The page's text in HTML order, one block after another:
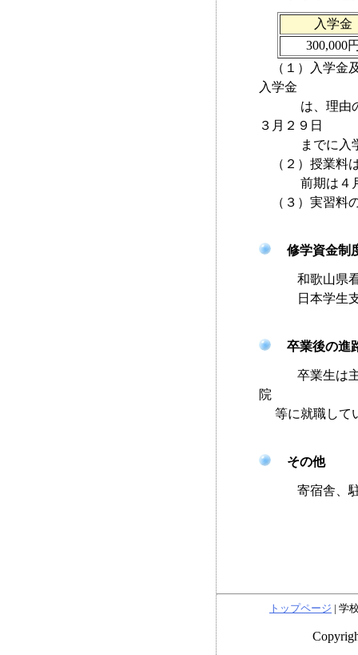
入学金
300,000
（１）入学金
入学金
は、理由の如
３月２９日
までに入学辞
（２）授業料
前期は４月３
（３）実習料
修学資金制
和歌山県看
日本学生支
卒業後の進
卒業生は主に
院
等に就職して
その他
寄宿舎、駐
トップページ | 学